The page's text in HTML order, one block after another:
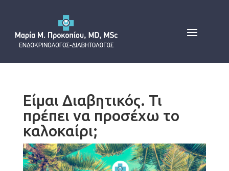
Είμαι Διαβητικός. Τι
πρέπει να προσέχω το
καλοκαίρι;